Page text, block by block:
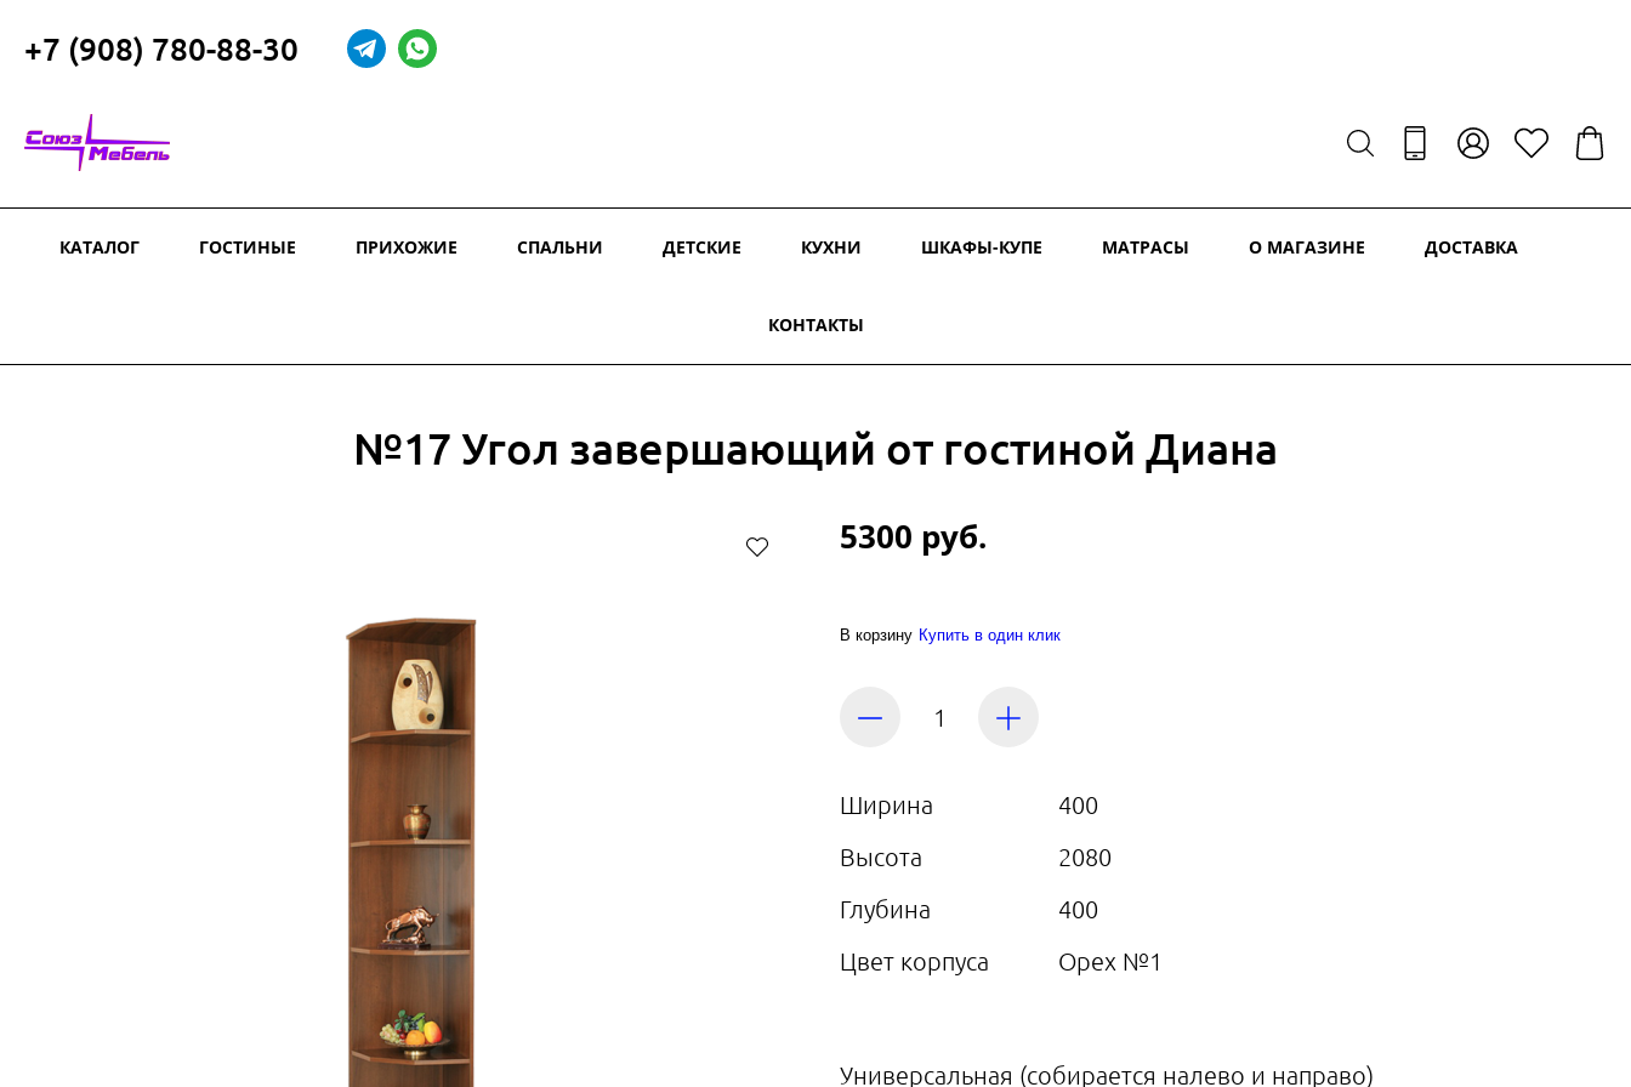
+7 (908) 780-88-30
КАТАЛОГ ГОСТИНЫЕ ПРИХОЖИЕ СПАЛЬНИ ДЕТСКИЕ КУХНИ ШКАФЫ-КУПЕ МАТРАСЫ О МАГАЗИНЕ ДОСТАВКА
КОНТАКТЫ
№17 Угол завершающий от гостиной Диана
5300 руб.
В корзину Купить в один клик
Ширина
400
Высота
2080
Глубина
400
Цвет корпуса
Орех №1
Универсальная (собирается налево и направо)